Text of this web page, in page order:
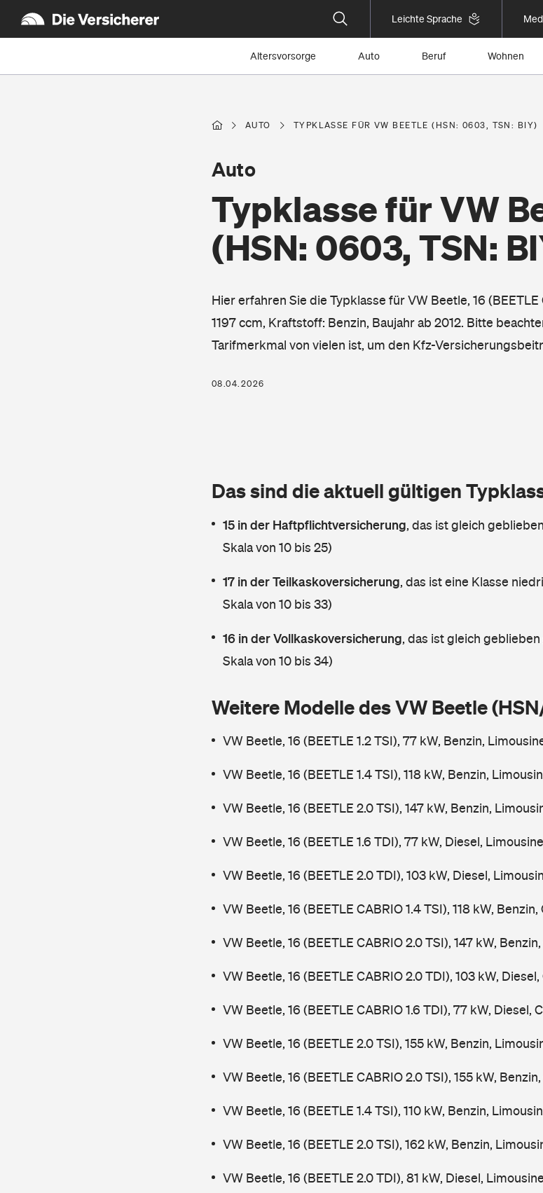
Leichte Sprache
Altersvorsorge Auto Beruf Wohnen
AUTO TYPKLASSE FÜR VW BEETLE (HSN: 0603, TSN: BIY)
Typklasse für VW
(HSN: 0603, TSN:
Auto
Hier erfahren Sie die Typklasse für VW Beetle, 16 (BEETLE
1197 ccm, Kraftstoff: Benzin, Baujahr ab 2012. Bitte
Tarifmerkmal von vielen ist, um den Kfz-
08.04.2026
Das sind die aktuell gültigen
15 in der Haftpflichtversicherung, das ist gleich
Skala von 10 bis 25)
17 in der Teilkaskoversicherung, das ist eine Klasse
Skala von 10 bis 33)
16 in der Vollkaskoversicherung, das ist gleich
Skala von 10 bis 34)
Weitere Modelle des VW Beetle
VW Beetle, 16 (BEETLE 1.2 TSI), 77 kW, Benzin,
VW Beetle, 16 (BEETLE 1.4 TSI), 118 kW, Benzin,
VW Beetle, 16 (BEETLE 2.0 TSI), 147 kW, Benzin,
VW Beetle, 16 (BEETLE 1.6 TDI), 77 kW, Diesel,
VW Beetle, 16 (BEETLE 2.0 TDI), 103 kW, Diesel,
VW Beetle, 16 (BEETLE CABRIO 1.4 TSI), 118 kW,
VW Beetle, 16 (BEETLE CABRIO 2.0 TSI), 147 kW,
VW Beetle, 16 (BEETLE CABRIO 2.0 TDI), 103 kW,
VW Beetle, 16 (BEETLE CABRIO 1.6 TDI), 77 kW, Diesel,
VW Beetle, 16 (BEETLE 2.0 TSI), 155 kW, Benzin,
VW Beetle, 16 (BEETLE CABRIO 2.0 TSI), 155 kW,
VW Beetle, 16 (BEETLE 1.4 TSI), 110 kW, Benzin,
VW Beetle, 16 (BEETLE 2.0 TSI), 162 kW, Benzin,
VW Beetle, 16 (BEETLE 2.0 TDI), 81 kW, Diesel,